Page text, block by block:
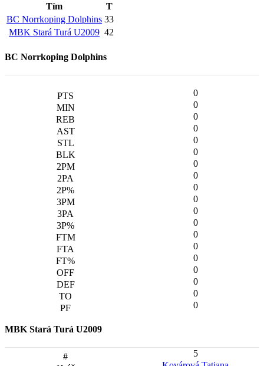
Tím
T
BC Norrkoping Dolphins 33
MBK Stará Turá U2009 42
BC Norrkoping Dolphins
0
0
0
0
0
0
0
0
0
0
0
0
0
0
0
0
0
0
0
MBK Stará Turá U2009
5